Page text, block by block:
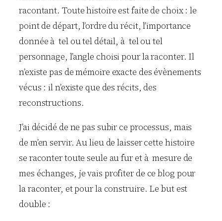
racontant. Toute histoire est faite de choix : le
point de départ, l’ordre du récit, l’importance
donnée à tel ou tel détail, à tel ou tel
personnage, l’angle choisi pour la raconter. Il
n’existe pas de mémoire exacte des évènements
vécus : il n’existe que des récits, des
reconstructions.
J’ai décidé de ne pas subir ce processus, mais
de m’en servir. Au lieu de laisser cette histoire
se raconter toute seule au fur et à mesure de
mes échanges, je vais profiter de ce blog pour
la raconter, et pour la construire. Le but est
double :